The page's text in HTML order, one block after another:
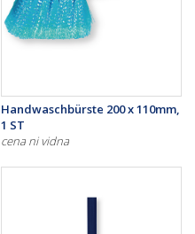
Handwaschbürste 200 x 110mm,
1 ST
cena ni vidna